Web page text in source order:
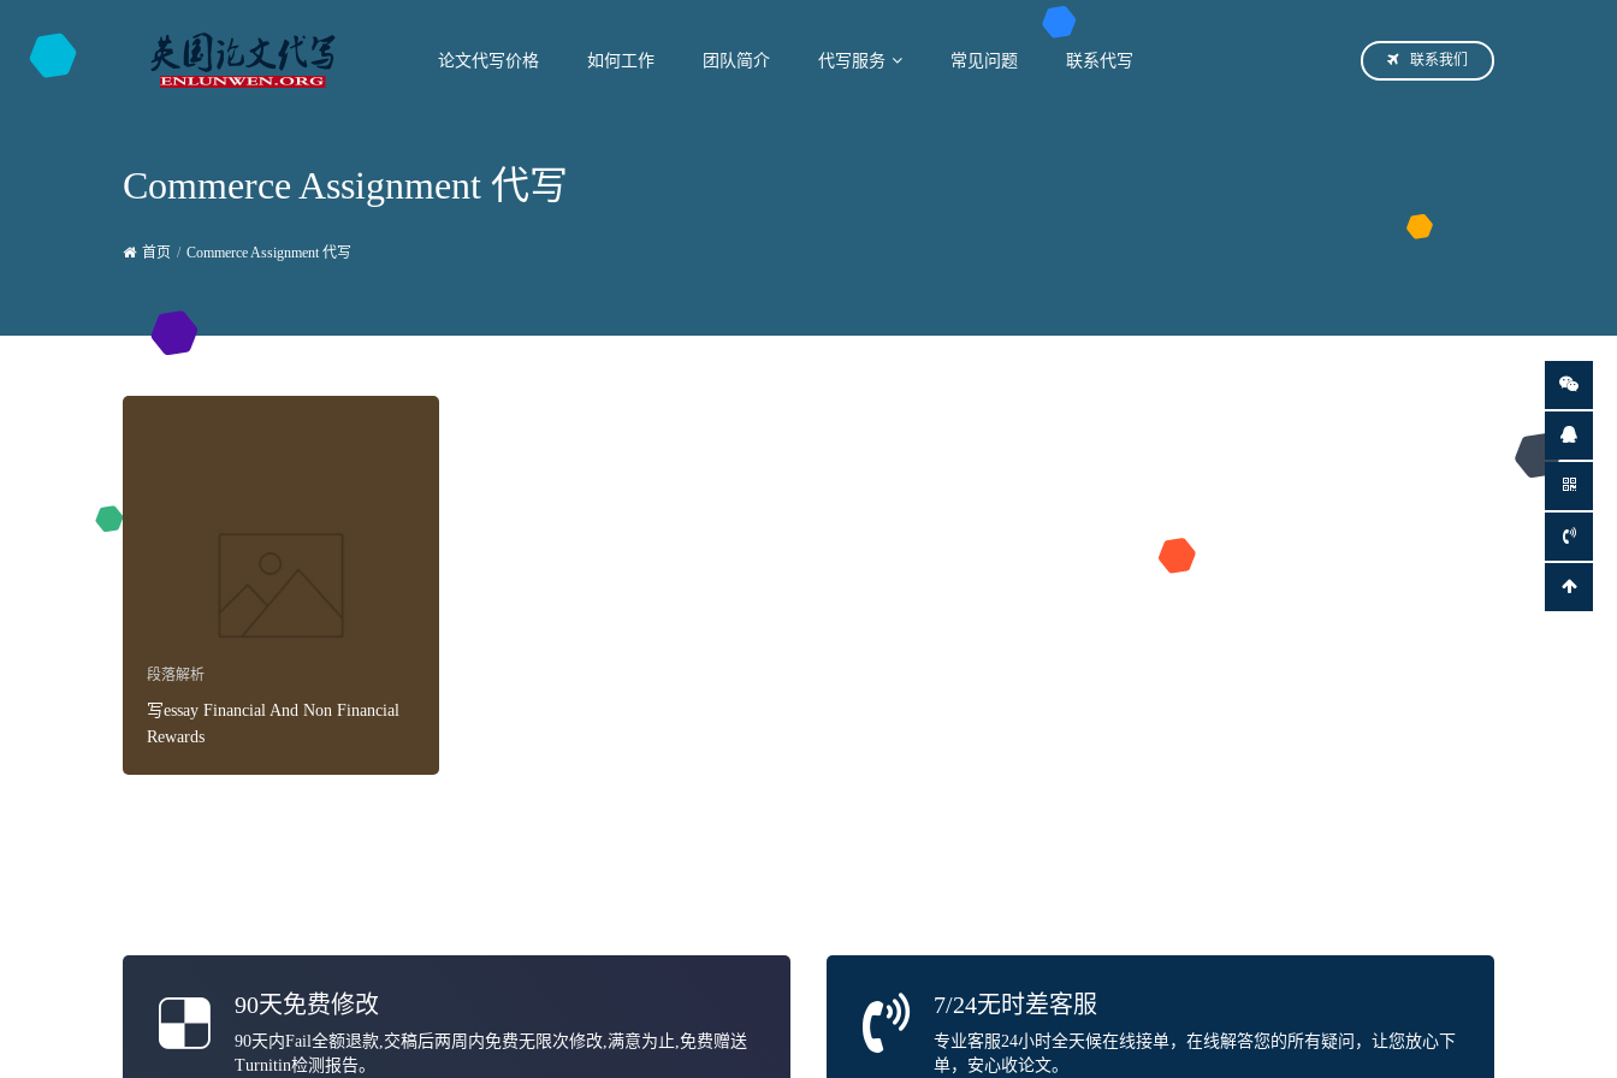
论文代写价格 如何工作 团队简介 代写服务 常见问题 联系代写 联系我们
Commerce Assignment 代写
首页 Commerce Assignment 代写
段落解析
写essay Financial And Non Financial
Rewards
90天免费修改
90天内Fail全额退款,交稿后两周内免费无限次修改,满意为止,免费赠送
Turnitin检测报告。
7/24无时差客服
专业客服24小时全天候在线接单，在线解答您的所有疑问，让您放心下
单，安心收论文。